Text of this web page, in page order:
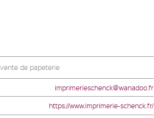
de papeterie
imprimerieschenck@wanadoo.fr
https://www.imprimerie-schenck.fr/